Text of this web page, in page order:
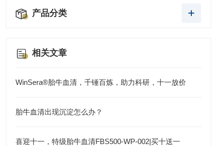
产品分类
相关文章
WinSera®胎牛血清，千锤百炼，助力科研，十一放价
胎牛血清出现沉淀怎么办？
喜迎十一，特级胎牛血清FBS500-WP-002|买十送一